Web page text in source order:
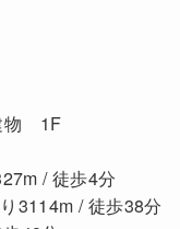
物 1F
/ 徒歩4分
3114m / 徒歩38分